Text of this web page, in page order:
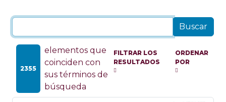
2355
elementos que
coinciden con
sus términos de
búsqueda
FILTRAR LOS
RESULTADOS
ORDENAR
POR